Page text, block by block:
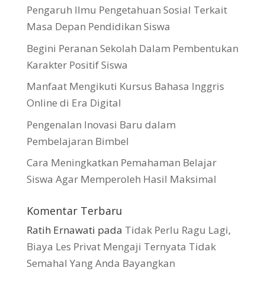
Pengaruh Ilmu Pengetahuan Sosial Terkait
Masa Depan Pendidikan Siswa
Begini Peranan Sekolah Dalam Pembentukan
Karakter Positif Siswa
Manfaat Mengikuti Kursus Bahasa Inggris
Online di Era Digital
Pengenalan Inovasi Baru dalam
Pembelajaran Bimbel
Cara Meningkatkan Pemahaman Belajar
Siswa Agar Memperoleh Hasil Maksimal
Komentar Terbaru
Ratih Ernawati pada Tidak Perlu Ragu Lagi,
Biaya Les Privat Mengaji Ternyata Tidak
Semahal Yang Anda Bayangkan